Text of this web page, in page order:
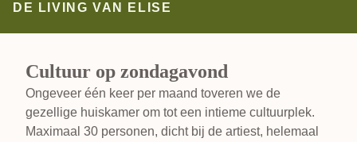
DE LIVING VAN ELISE
Cultuur op zondagavond
Ongeveer één keer per maand toveren we de
gezellige huiskamer om tot een intieme cultuurplek.
Maximaal 30 personen, dicht bij de artiest, helemaal